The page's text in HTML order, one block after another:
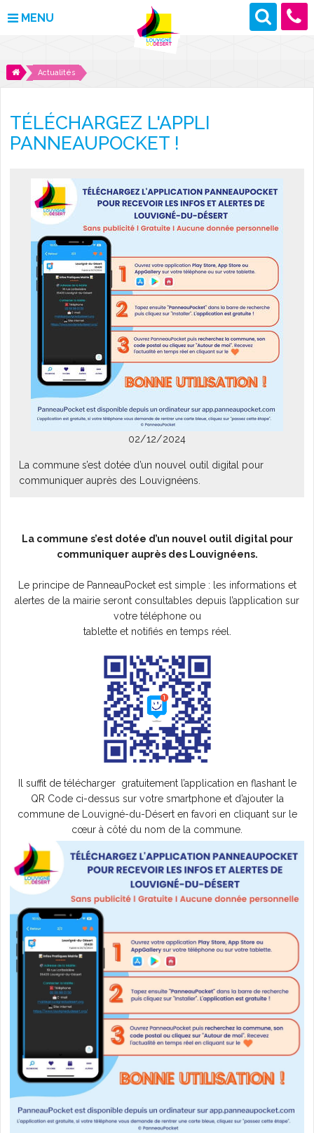
MENU
MAIRIE
DÉCOUVRIR LOUVIGNÉ
ENFANCE ET JEUNESSE
DES PROJETS POUR DEMAIN
CONTACT
ACTUALITÉS
Actualités
TÉLÉCHARGEZ L'APPLI
PANNEAUPOCKET !
02/12/2024
La commune s’est dotée d’un nouvel outil digital pour
communiquer auprès des Louvignéens.
La commune s’est dotée d’un nouvel outil digital pour
communiquer auprès des Louvignéens.
Le principe de PanneauPocket est simple : les informations et
alertes de la mairie seront consultables depuis l’application sur
votre téléphone ou
tablette et notifiés en temps réel.
Il suffit de télécharger gratuitement l’application en flashant le
QR Code ci-dessus sur votre smartphone et d’ajouter la
commune de Louvigné-du-Désert en favori en cliquant sur le
cœur à côté du nom de la commune.